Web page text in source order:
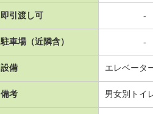
即引渡し可 -
駐車場（近隣含） -
設備 エレベータ
備考 男女別トイ